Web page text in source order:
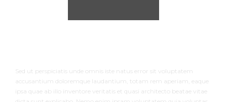
Sed ut perspiciatis unde omnis iste natus error sit voluptatem
accusantium doloremque laudantium, totam rem aperiam, eaque
ipsa quae ab illo inventore veritatis et quasi architecto beatae vitae